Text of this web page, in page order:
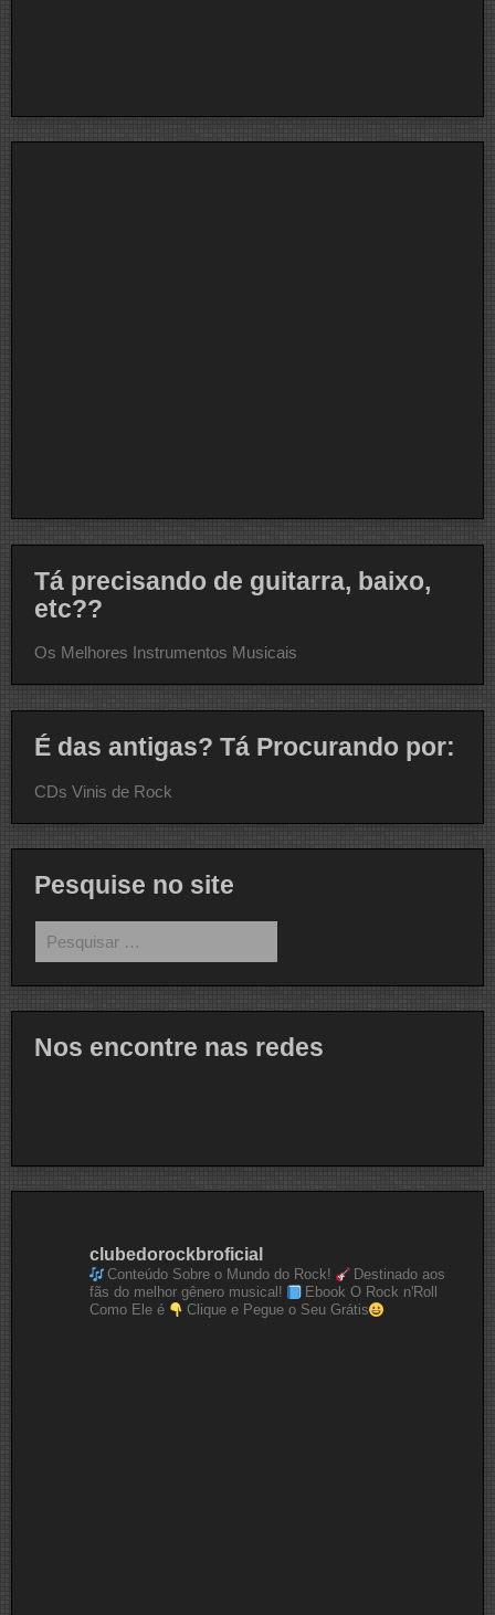
Tá precisando de guitarra, baixo,
etc??
Os Melhores Instrumentos Musicais
É das antigas? Tá Procurando por:
CDs Vinis de Rock
Pesquise no site
por:
Nos encontre nas redes
clubedorockbroficial
Conteúdo Sobre o Mundo do Rock!
Destinado aos
fãs do melhor gênero musical!
Ebook O Rock n'Roll
Como Ele é
Clique e Pegue o Seu Grátis